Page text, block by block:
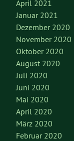
April 2021
Januar 2021
Dezember 2020
November 2020
Oktober 2020
August 2020
Juli 2020
Juni 2020
Mai 2020
April 2020
März 2020
Februar 2020